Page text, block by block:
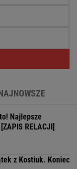
Najlepsze
RELACJI]
z Kostiuk. Koniec